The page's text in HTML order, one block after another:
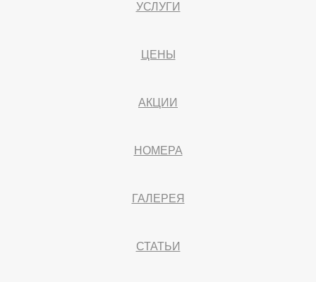
УСЛУГИ
ЦЕНЫ
АКЦИИ
НОМЕРА
ГАЛЕРЕЯ
СТАТЬИ